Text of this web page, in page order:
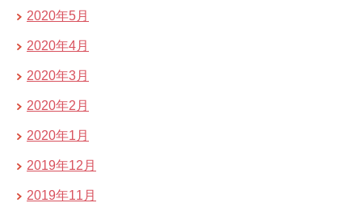
2020年5月
2020年4月
2020年3月
2020年2月
2020年1月
2019年12月
2019年11月